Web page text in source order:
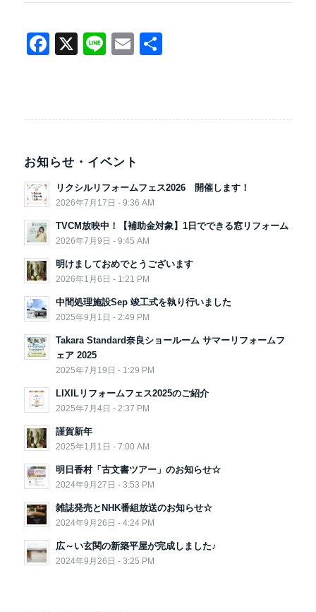
Facebook
X LineEmail
お知らせ・イベント
リクシルリフォームフェス2026 開催します！
2026年7月17日 - 9:36 AM
TVCM放映中！【補助金対象】1日でできる窓リフォーム
2026年7月9日 - 9:45 AM
明けましておめでとうございます
2026年1月6日 - 1:21 PM
中間処理施設Sep 竣工式を執り行いました
2025年9月1日 - 2:49 PM
Takara Standard奈良ショールーム サマーリフォームフ
ェア 2025
2025年7月19日 - 1:29 PM
LIXILリフォームフェス2025のご紹介
2025年7月4日 - 2:37 PM
謹賀新年
2025年1月1日 - 7:00 AM
明日香村「古文書ツアー」のお知らせ☆
2024年9月27日 - 3:53 PM
雑誌発売とNHK番組放送のお知らせ☆
2024年9月26日 - 4:24 PM
広～い玄関の新築平屋が完成しました♪
2024年9月26日 - 3:25 PM